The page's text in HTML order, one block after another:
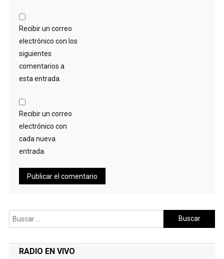
Recibir un correo
electrónico con los
siguientes
comentarios a
esta entrada.
Recibir un correo
electrónico con
cada nueva
entrada.
Buscar:
RADIO EN VIVO